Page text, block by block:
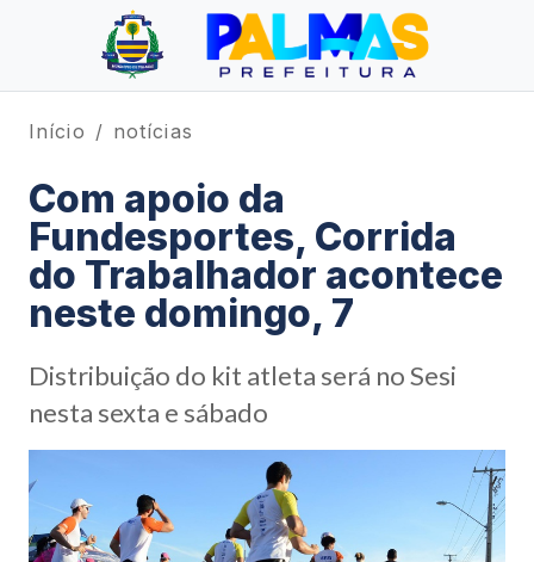
Início notícias
Com apoio da
Fundesportes, Corrida
do Trabalhador acontece
neste domingo, 7
Distribuição do kit atleta será no Sesi
nesta sexta e sábado